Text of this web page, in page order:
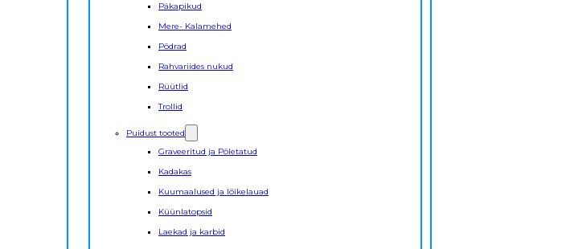
Päkapikud
Mere- Kalamehed
Põdrad
Rahvariides nukud
Rüütlid
Trollid
Puidust tooted
Graveeritud ja Põletatud
Kadakas
Kuumaalused ja lõikelauad
Küünlatopsid
Laekad ja karbid